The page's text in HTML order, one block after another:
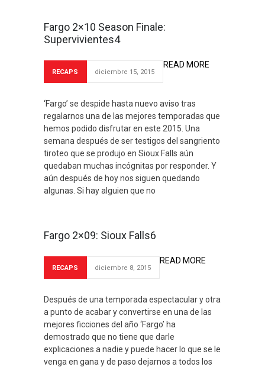
Fargo 2×10 Season Finale:
Supervivientes4
RECAPS diciembre 15, 2015
‘Fargo’ se despide hasta nuevo aviso tras
regalarnos una de las mejores temporadas que
hemos podido disfrutar en este 2015. Una
semana después de ser testigos del sangriento
tiroteo que se produjo en Sioux Falls aún
quedaban muchas incógnitas por responder. Y
aún después de hoy nos siguen quedando
algunas. Si hay alguien que no
READ MORE
Fargo 2×09: Sioux Falls6
RECAPS diciembre 8, 2015
Después de una temporada espectacular y otra
a punto de acabar y convertirse en una de las
mejores ficciones del año ‘Fargo’ ha
demostrado que no tiene que darle
explicaciones a nadie y puede hacer lo que se le
venga en gana y de paso dejarnos a todos los
READ MORE